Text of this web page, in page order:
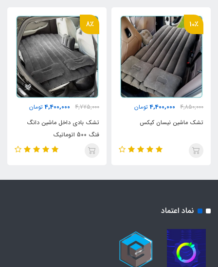
10٪
4,850,000
4,400,000 تومان
تشک ماشین نیسان کیکس
8٪
4,775,000
4,400,000 تومان
تشک بادی داخل ماشین دانگ
فنگ 500 اتوماتیک
نماد اعتماد